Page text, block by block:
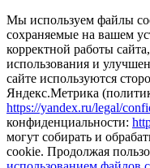
Мы используем файлы
сохраняемые на вашем
корректной работы
использования и
сайте используются
Яндекс.Метрика
https://yandex.ru/legal/
конфиденциальности:
могут собирать и
cookie. Продолжая